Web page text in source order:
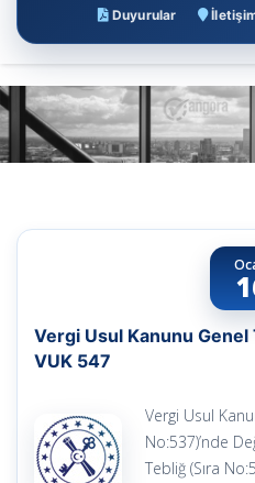
Duyurular
Vergi Usul Kanunu Genel
VUK 547
Vergi Usul
No:537)’nde
Tebliğ (Sıra